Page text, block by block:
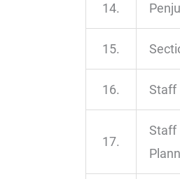
14.
15.
16. Staff
17.
Staff